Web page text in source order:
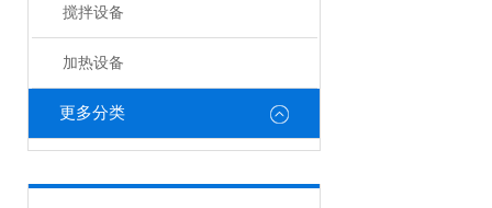
搅拌设备
加热设备
更多分类